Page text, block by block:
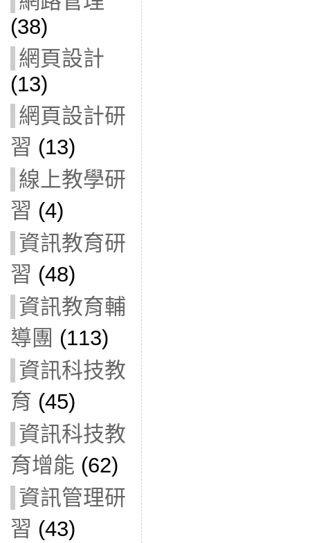
(38)
網頁設計
(13)
網頁設計研
習 (13)
線上教學研
習 (4)
資訊教育研
習 (48)
資訊教育輔
導團 (113)
資訊科技教
育 (45)
資訊科技教
育增能 (62)
資訊管理研
習 (43)